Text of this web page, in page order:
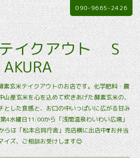
イクアウト S
AKURA
素玄米テイクアウトのお店です。化学肥料・農
山産玄米を心を込めて炊きあげた酵素玄米の、
とした食感と、お口の中いっぱいに広がる甘み
4水曜日11:00から「浅間温泉わいわい広場」
らは「松本合同庁舎」売店横に出店中❣️お弁当
イズ、ご相談お受けします😊
090-9665-2426